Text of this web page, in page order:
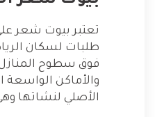
تعتبر بيوت شعر
طلبات لسكان
فوق سطوح
والأماكن الواسعة
الأصلي لنشاتها